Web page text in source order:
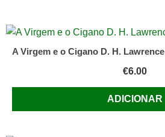
A Virgem e o Cigano D. H. Lawrence
€6.00
ADICIONAR